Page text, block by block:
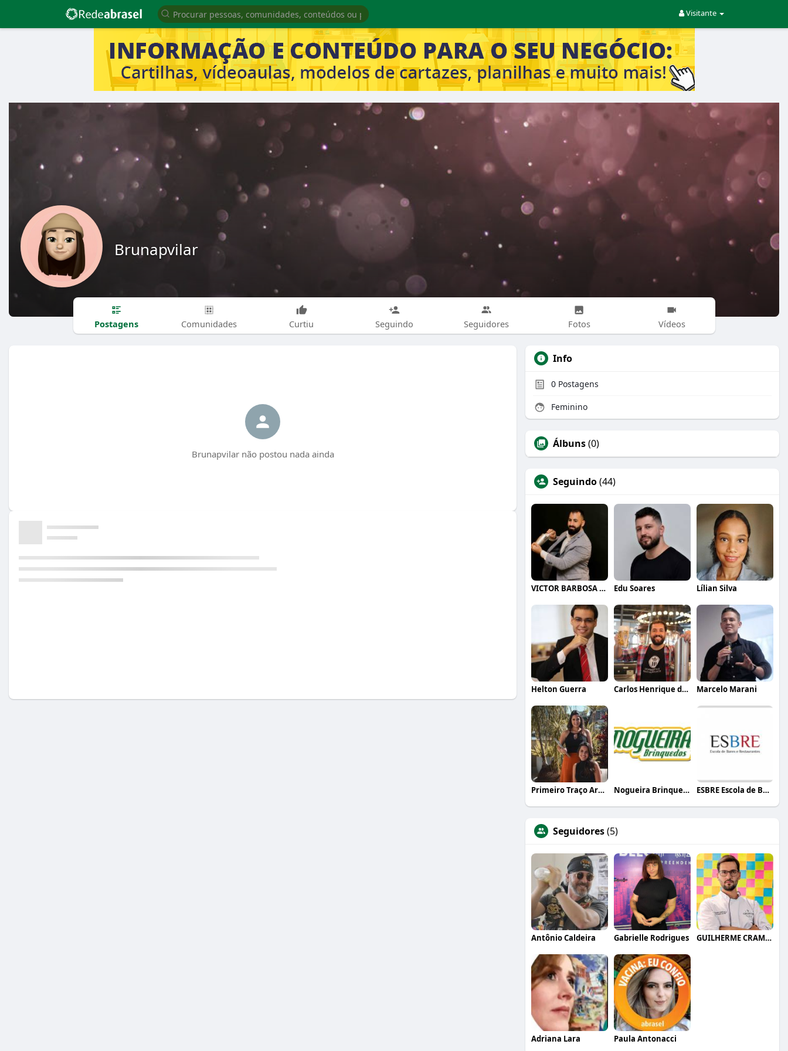
Visitante
Brunapvilar
Postagens Comunidades Curtiu Seguindo Seguidores Fotos Vídeos
Brunapvilar não postou nada ainda
Info
0 Postagens
Feminino
Álbuns(0)
Seguindo(44)
VICTOR BARBOSA QUARANTA Edu Soares Lílian Silva
Helton Guerra Carlos Henrique de Faria Vasconcelos Marcelo Marani
Primeiro Traço Arquitetura Nogueira Brinquedos ESBRE Escola de Bares e Restaurantes
Seguidores(5)
Antônio Caldeira Gabrielle Rodrigues GUILHERME CRAMER BALLE
Adriana Lara Paula Antonacci